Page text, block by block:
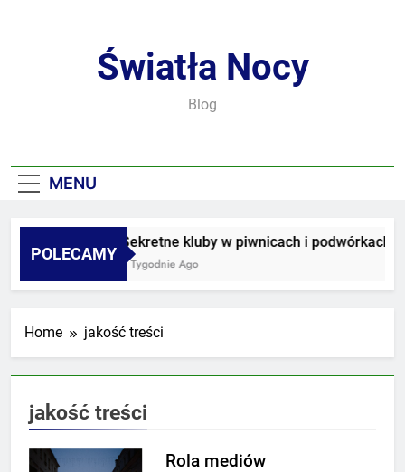
Światła Nocy
Blog
MENU
POLECAMY
Sekretne kluby w piwnicach i podwórkach
3 Tygodnie Ago
Home jakość treści
jakość treści
Rola mediów